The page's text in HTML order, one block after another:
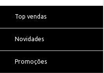
Top vendas
Novidades
Promoções